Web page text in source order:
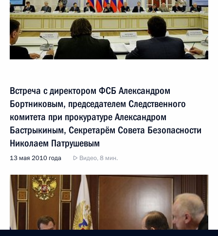
Встреча с директором ФСБ Александром
Бортниковым, председателем Следственного
комитета при прокуратуре Александром
Бастрыкиным, Секретарём Совета Безопасности
Николаем Патрушевым
13 мая 2010 года Видео, 8 мин.